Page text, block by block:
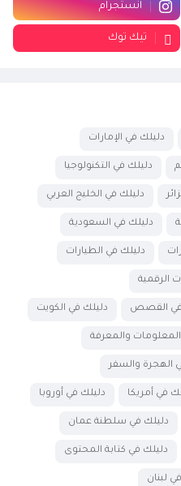
انستجرام
تيك توك
دليلك في الإمارات
دليلك في التكنولوجيا
دليلك في الخليج العربي
دليلك في السعودية
دليلك في الطيارات
الرقمية
في القصص دليلك في الكويت
والمعرفة
الهجرة والسفر
في أمريكا دليلك في أوروبا
دليلك في سلطنة عمان
دليلك في كتابة المحتوى
لبنان